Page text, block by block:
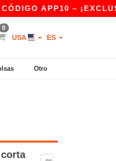
– ¡EXCLUSIVO EN
0
USA ES
Otro
corta